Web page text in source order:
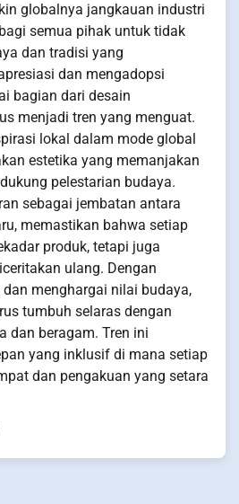
globalnya jangkauan industri
semua pihak untuk tidak
dan tradisi yang
dan mengadopsi
bagian dari desain
menjadi tren yang menguat.
lokal dalam mode global
estetika yang memanjakan
pelestarian budaya.
sebagai jembatan antara
memastikan bahwa setiap
produk, tetapi juga
ulang. Dengan
menghargai nilai budaya,
tumbuh selaras dengan
dan beragam. Tren ini
yang inklusif di mana setiap
dan pengakuan yang setara